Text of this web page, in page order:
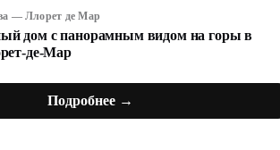
— Ллорет де Мар
дом с панорамным видом на горы в
де-Мар
Подробнее →